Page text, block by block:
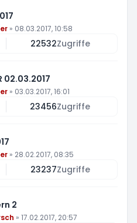
» 08.03.2017, 10:58
22532Zugriffe
02.03.2017
» 03.03.2017, 16:01
23456Zugriffe
» 28.02.2017, 08:35
23237Zugriffe
2
» 17.02.2017, 20:57